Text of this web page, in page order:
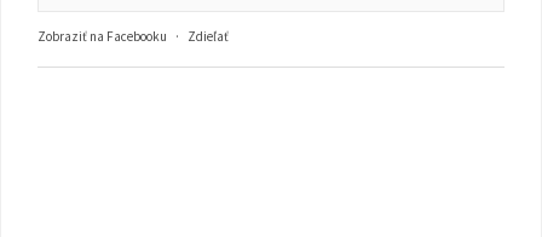
Zobraziť na Facebooku · Zdieľať